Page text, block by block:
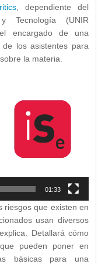
, dependiente del
Tecnología (UNIR
encargado de una
los asistentes para
la materia.
01:33
riesgos que existen en
usan diversos
Detallará cómo
pueden poner en
básicas para una